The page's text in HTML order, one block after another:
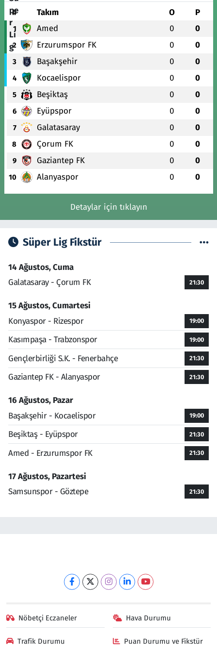
# Takım O P
1 Amed 0 0
2 Erzurumspor FK 0 0
3 Başakşehir 0 0
4 Kocaelispor 0 0
5 Beşiktaş 0 0
6 Eyüpspor 0 0
7 Galatasaray 0 0
8 Çorum FK 0 0
9 Gaziantep FK 0 0
10 Alanyaspor 0 0
Detaylar için tıklayın
Süper Lig Fikstür
14 Ağustos, Cuma
Galatasaray - Çorum FK
21:30
15 Ağustos, Cumartesi
Konyaspor - Rizespor
19:00
Kasımpaşa - Trabzonspor 19:00
Gençlerbirliği S.K. - Fenerbahçe 21:30
Gaziantep FK - Alanyaspor 21:30
16 Ağustos, Pazar
Başakşehir - Kocaelispor
19:00
Beşiktaş - Eyüpspor 21:30
Amed - Erzurumspor FK 21:30
17 Ağustos, Pazartesi
Samsunspor - Göztepe
21:30
Nöbetçi Eczaneler Hava Durumu
Trafik Durumu Puan Durumu ve Fikstür